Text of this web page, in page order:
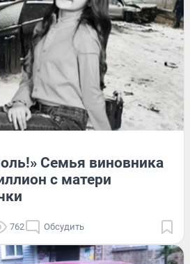
Семья виновника
с матери
762 Обсудить